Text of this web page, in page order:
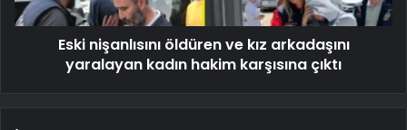
Eski nişanlısını öldüren ve kız arkadaşını
yaralayan kadın hakim karşısına çıktı